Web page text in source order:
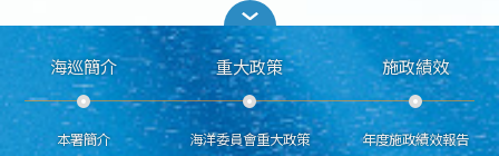
海巡簡介
本署簡介
重大政策
海洋委員會重大政策
施政績效
年度施政績效報告